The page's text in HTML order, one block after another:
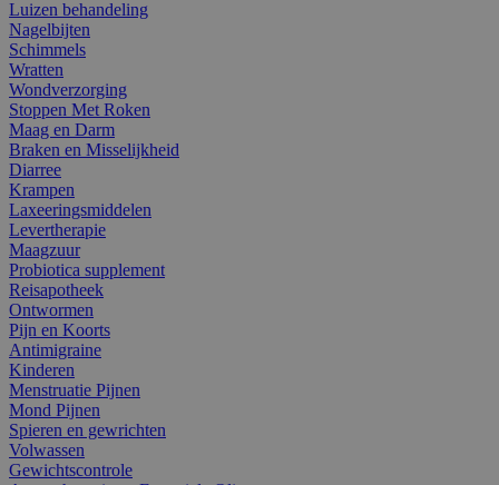
Luizen behandeling
Nagelbijten
Schimmels
Wratten
Wondverzorging
Stoppen Met Roken
Maag en Darm
Braken en Misselijkheid
Diarree
Krampen
Laxeeringsmiddelen
Levertherapie
Maagzuur
Probiotica supplement
Reisapotheek
Ontwormen
Pijn en Koorts
Antimigraine
Kinderen
Menstruatie Pijnen
Mond Pijnen
Spieren en gewrichten
Volwassen
Gewichtscontrole